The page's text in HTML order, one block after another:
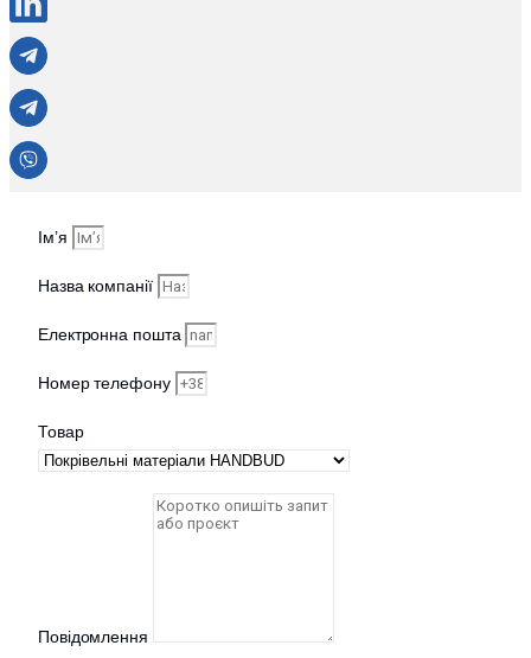
Ім’я
Назва компанії
Електронна пошта
Номер телефону
Товар
Повідомлення